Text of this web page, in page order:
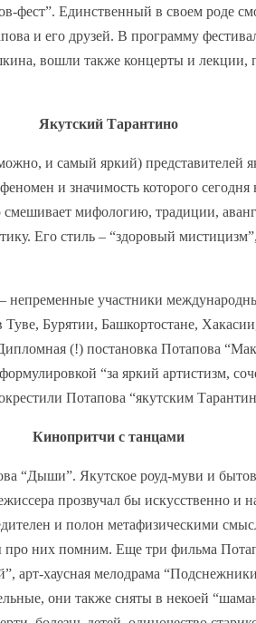
фест”. Единственный в своем роде
и его друзей. В программу
вошли также концерты и лекции,
Якутский Тарантино
и самый яркий) представителей
и значимость которого
смешивает мифологию, традиции,
Его стиль – “здоровый
непременные участники
Бурятии, Башкортостане,
(!) постановка Потапова
“за яркий артистизм,
Потапова “якутским
Кинопритчи с танцами
“Дыши”. Якутское роуд-муви и
прозвучал бы искусственно и
и полон метафизическими
них помним. Еще три фильма
арт-хаусная мелодрама
они также сняты в некоей